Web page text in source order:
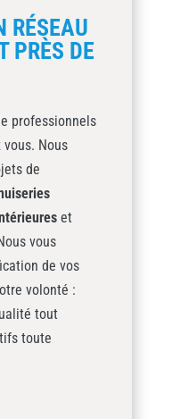
RÉSEAU
PRÈS DE
professionnels
Nous
de
et
vous
de vos
volonté :
tout
toute